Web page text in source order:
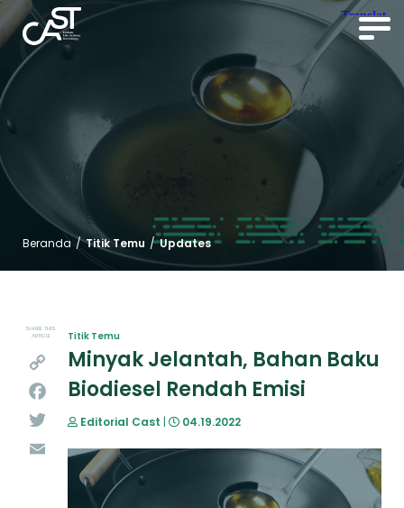
Beranda / Titik Temu / Updates
SHARE THIS
ARTICLE
Facebook
Titik Temu
Minyak Jelantah, Bahan Baku
Biodiesel Rendah Emisi
Editorial Cast | 04.19.2022